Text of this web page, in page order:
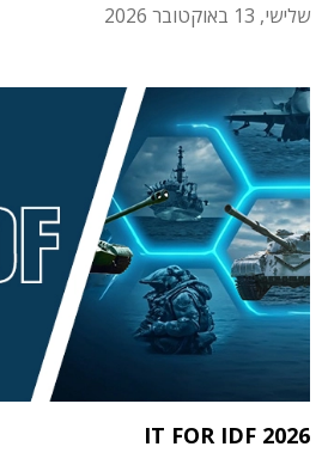
שלישי, 13 באוקטובר 2026
IT FOR IDF 2026